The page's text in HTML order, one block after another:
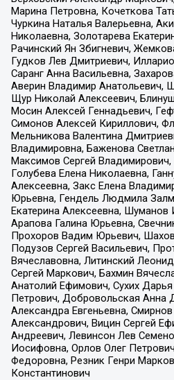
Марина Петровна, Кочеткова
Чуркина Наталья Валерьевна,
Николаевна, Золотарева
Рачинский Ян Збигневич,
Гудков Лев Дмитриевич,
Саранг Анна Васильевна,
Аверин Владимир Анатольевич,
Щур Николай Алексеевич,
Мосин Алексей Геннадьевич,
Симонов Алексей Кириллович,
Мельникова Валентина
Владимировна, Баженова
Максимов Сергей Владимирович,
Голубева Елена Николаевна,
Алексеевна, Закс Елена
Юрьевна, Гендель Людмила
Екатерина Алексеевна, Шуманов
Арапова Галина Юрьевна,
Прохоров Вадим Юрьевич,
Подузов Сергей Васильевич,
Вячеславовна, Литинский
Сергей Маркович, Бахмин
Анатолий Ефимович, Сухих
Петрович, Добровольская Анна
Александра Евгеньевна,
Александрович, Вицин Сергей
Андреевич, Левинсон Лев
Иосифовна, Орлов Олег
Федоровна, Резник Генри
Константинович